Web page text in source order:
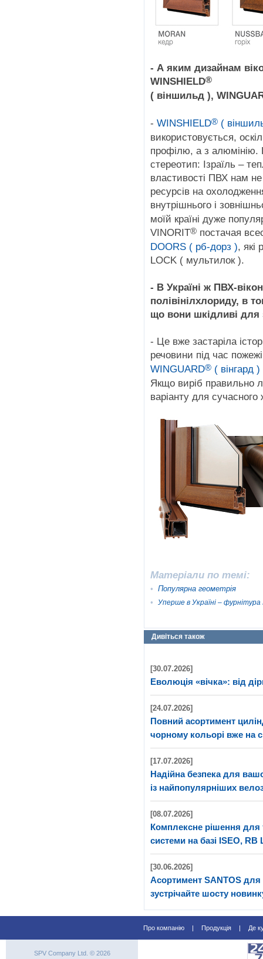
- А яким дизайнам
WINSHIELD®
( віншильд ),
- WINSHIELD® (
використовується,
профілю, а з алюмінію.
стереотип: Ізраїль –
властивості ПВХ нам не
ресурсів на
внутрішнього і
моїй країні дуже
VINORIT® постачая
DOORS ( рб-дорз ), які
LOCK ( мультилок ).
- В Україні ж ПВХ-
полівінілхлориду, в
що вони шкідливі
- Це вже застаріла
речовини під час
WINGUARD® ( вінгард )
Якщо виріб правильно
варіанту для
Матеріали по темі:
• Популярна геометрія
•
Уперше в Україні – фурнітура
Дивіться також
[30.07.2026]
Еволюція «вічка»: від
[24.07.2026]
Повний асортимент
чорному кольорі вже на
[17.07.2026]
Надійна безпека для
із найпопулярніших
[08.07.2026]
Комплексне рішення для
системи на базі ISEO, RB
[30.06.2026]
Асортимент SANTOS
зустрічайте шосту
Про компанію | Продукція | Де
SPV Company Ltd. © 2026